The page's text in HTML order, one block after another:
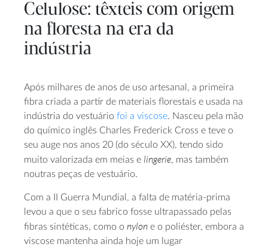
Celulose: têxteis com origem
na floresta na era da
indústria
Após milhares de anos de uso artesanal, a primeira
fibra criada a partir de materiais florestais e usada na
indústria do vestuário foi a viscose. Nasceu pela mão
do químico inglês Charles Frederick Cross e teve o
seu auge nos anos 20 (do século XX), tendo sido
muito valorizada em meias e lingerie, mas também
noutras peças de vestuário.
Com a II Guerra Mundial, a falta de matéria-prima
levou a que o seu fabrico fosse ultrapassado pelas
fibras sintéticas, como o nylon e o poliéster, embora a
viscose mantenha ainda hoje um lugar